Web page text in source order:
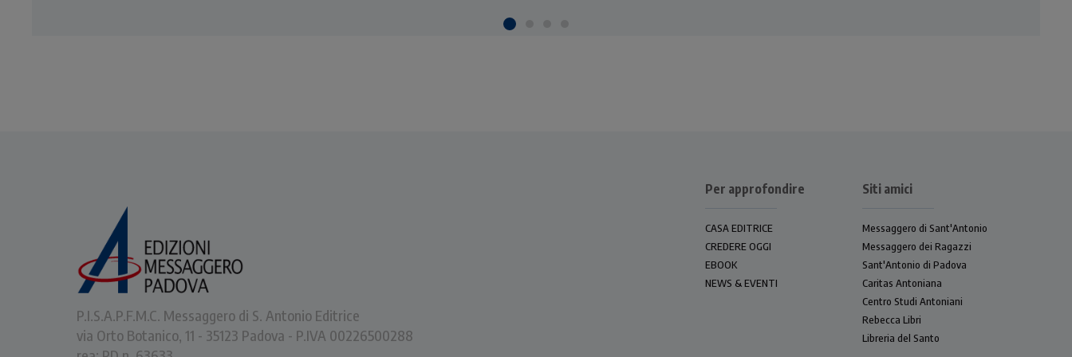
P.I.S.A.P.F.M.C. Messaggero di S. Antonio Editrice
via Orto Botanico, 11 - 35123 Padova - P.IVA 00226500288
Per approfondire
CASA EDITRICE
CREDERE OGGI
EBOOK
NEWS & EVENTI
Siti amici
Messaggero di Sant'Antonio
Messaggero dei Ragazzi
Sant'Antonio di Padova
Caritas Antoniana
Centro Studi Antoniani
Rebecca Libri
Libreria del Santo